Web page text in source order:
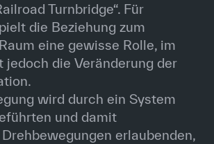
Turnbridge“. Für
die Beziehung zum
eine gewisse Rolle, im
jedoch die Veränderung der
wird durch ein System
und damit
erlaubenden,